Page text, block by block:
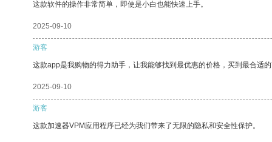
这款软件的操作非常简单，即使是小白也能快速上手。
2025-09-10
游客
这款app是我购物的得力助手，让我能够找到最优惠的价格，买到最合适的
2025-09-10
游客
这款加速器VPM应用程序已经为我们带来了无限的隐私和安全性保护。